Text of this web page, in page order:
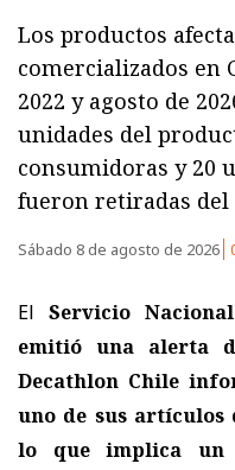
Los productos
comercializados en
2022 y agosto de
unidades del
consumidoras y 20
fueron retiradas del
Sábado 8 de agosto de 2026
El Servicio
emitió una alerta
Decathlon Chile
uno de sus artículos
lo que implica un